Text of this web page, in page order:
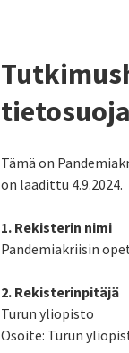
Tämä on
on laadittu 4.9.2024.
1. Rekisterin nimi
Pandemiakriisin
2. Rekisterinpitäjä
Turun yliopisto
Osoite: Turun